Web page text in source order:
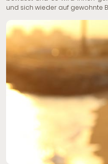
und sich wieder auf gewohnte